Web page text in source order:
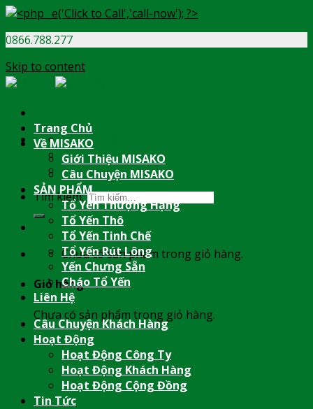
0866.788.277
Skip to content
info@misako.vn
08:00 - 17:00
0866.788.277
Tìm kiếm:
Chưa có sản phẩm trong giỏ hàng.
Giỏ hàng
Chưa có sản phẩm trong giỏ hàng.
Trang Chủ
Về MISAKO
Giới Thiệu MISAKO
Câu Chuyện MISAKO
SẢN PHẨM
Tổ Yến Thượng Hạng
Tổ Yến Thô
Tổ Yến Tinh Chế
Tổ Yến Rút Lông
Yến Chưng Sẵn
Cháo Tổ Yến
Liên Hệ
Câu Chuyện Khách Hàng
Hoạt Động
Hoạt Động Công Ty
Hoạt Động Khách Hàng
Hoạt Động Cộng Đồng
Tin Tức